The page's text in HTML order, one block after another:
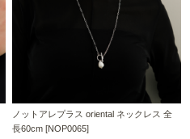
ノットアレプラス oriental ネックレス 全
長60cm [NOP0065]